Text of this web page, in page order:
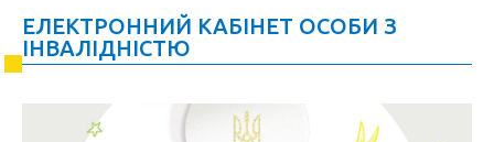
ЕЛЕКТРОННИЙ КАБІНЕТ ОСОБИ З
ІНВАЛІДНІСТЮ